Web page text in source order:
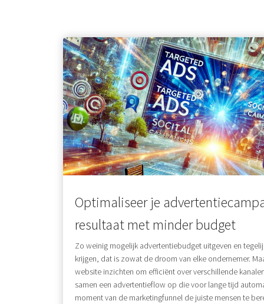
Optimaliseer je
resultaat met minder budget
Zo weinig mogelijk advertentiebudget uitgeven en
krijgen, dat is zowat de droom van elke ondernemer.
website inzichten om efficiënt over verschillende
samen een advertentieflow op die voor lange tijd
moment van de marketingfunnel de juiste mensen te